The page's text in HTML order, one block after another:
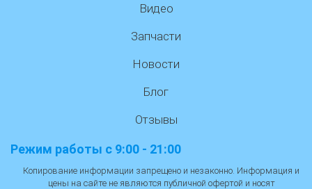
Видео
Запчасти
Новости
Блог
Отзывы
Режим работы с 9:00 - 21:00
Копирование информации запрещено и незаконно. Информация и
цены на сайте не являются публичной офертой и носят